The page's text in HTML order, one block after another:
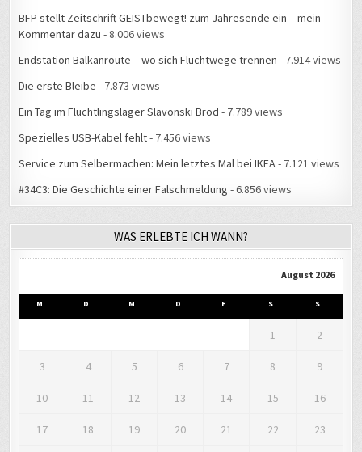
BFP stellt Zeitschrift GEISTbewegt! zum Jahresende ein – mein
Kommentar dazu - 8.006 views
Endstation Balkanroute – wo sich Fluchtwege trennen - 7.914 views
Die erste Bleibe - 7.873 views
Ein Tag im Flüchtlingslager Slavonski Brod - 7.789 views
Spezielles USB-Kabel fehlt- 7.456 views
Service zum Selbermachen: Mein letztes Mal bei IKEA - 7.121 views
#34C3: Die Geschichte einer Falschmeldung - 6.856 views
WAS ERLEBTE ICH WANN?
August 2026
M D M D F S S
1 2
3 4 5 6 7 8 9
10 11 12 13 14 15 16
17 18 19 20 21 22 23